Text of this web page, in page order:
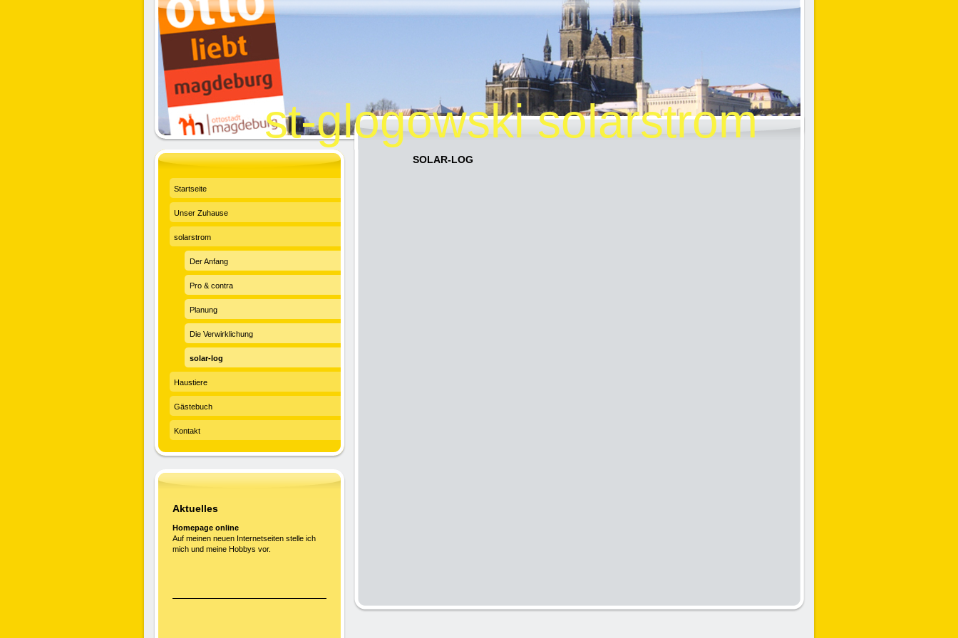
st-glogowski solarstrom
SOLAR-LOG
Startseite
Unser Zuhause
solarstrom
Der Anfang
Pro & contra
Planung
Die Verwirklichung
solar-log
Haustiere
Gästebuch
Kontakt
Aktuelles
Homepage online
Auf meinen neuen Internetseiten stelle ich
mich und meine Hobbys vor.